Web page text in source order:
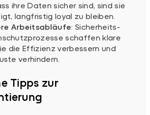
ihre Daten sicher sind, sind sie
langfristig loyal zu bleiben.
Arbeitsabläufe: Sicherheits-
schaffen klare
die Effizienz verbessern und
verhindern.
Tipps zur